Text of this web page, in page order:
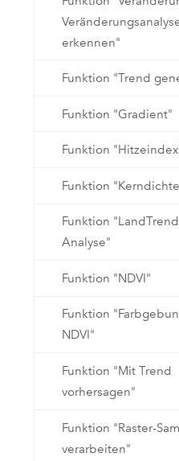
erkennen"
Funktion "Trend
Funktion "Gradient"
Funktion
Funktion
Funktion
Analyse"
Funktion "NDVI"
Funktion
NDVI"
Funktion "Mit Trend
vorhersagen"
Funktion "Raster-
verarbeiten"